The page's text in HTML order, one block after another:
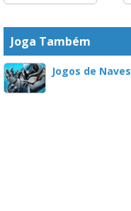
Joga Também
Jogos de Naves